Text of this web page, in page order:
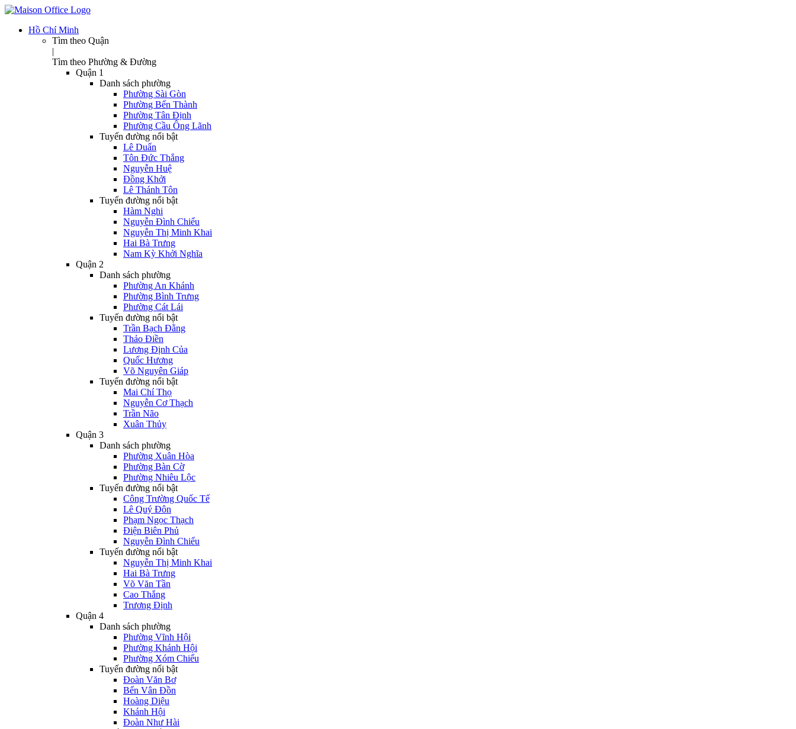
Hồ Chí Minh
Tìm theo Quận
|
Tìm theo Phường & Đường
Quận 1
Danh sách phường
Phường Sài Gòn
Phường Bến Thành
Phường Tân Định
Phường Cầu Ông Lãnh
Tuyến đường nổi bật
Lê Duẩn
Tôn Đức Thắng
Nguyễn Huệ
Đồng Khởi
Lê Thánh Tôn
Tuyến đường nổi bật
Hàm Nghi
Nguyễn Đình Chiểu
Nguyễn Thị Minh Khai
Hai Bà Trưng
Nam Kỳ Khởi Nghĩa
Quận 2
Danh sách phường
Phường An Khánh
Phường Bình Trưng
Phường Cát Lái
Tuyến đường nổi bật
Trần Bạch Đằng
Thảo Điền
Lương Định Của
Quốc Hương
Võ Nguyên Giáp
Tuyến đường nổi bật
Mai Chí Thọ
Nguyễn Cơ Thạch
Trần Não
Xuân Thủy
Quận 3
Danh sách phường
Phường Xuân Hòa
Phường Bàn Cờ
Phường Nhiêu Lộc
Tuyến đường nổi bật
Công Trường Quốc Tế
Lê Quý Đôn
Phạm Ngọc Thạch
Điện Biên Phủ
Nguyễn Đình Chiểu
Tuyến đường nổi bật
Nguyễn Thị Minh Khai
Hai Bà Trưng
Võ Văn Tần
Cao Thắng
Trương Định
Quận 4
Danh sách phường
Phường Vĩnh Hội
Phường Khánh Hội
Phường Xóm Chiếu
Tuyến đường nổi bật
Đoàn Văn Bơ
Bến Vân Đồn
Hoàng Diệu
Khánh Hội
Đoàn Như Hài